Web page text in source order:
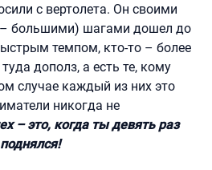
с вертолета. Он своими
– большими) шагами дошел до
темпом, кто-то – более
дополз, а есть те, кому
случае каждый из них это
никогда не
– это, когда ты девять раз